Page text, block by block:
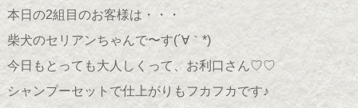
本日の2組目のお客様は・・・
柴犬のセリアンちゃんで〜す(´∀｀*)
今日もとっても大人しくって、お利口さん♡♡
シャンプーセットで仕上がりもフカフカです♪